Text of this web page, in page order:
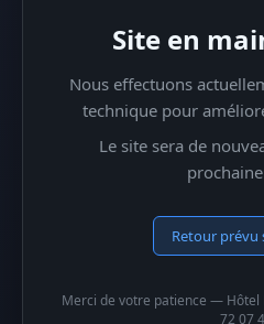
Site en
Nous effectuons
technique pour
Le site sera de
Retour prévu
Merci de votre patience — Hôtel
72 07